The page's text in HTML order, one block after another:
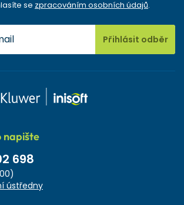
se zpracováním osobních údajů.
Přihlásit odběr
napište
698
ústředny